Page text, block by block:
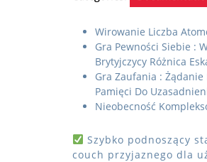
Wirowanie Liczba
Gra Pewności Siebie :
Brytyjczycy Różnica
Gra Zaufania : Żądanie
Pamięci Do
Nieobecność
Szybko podnoszący
couch przyjaznego dla